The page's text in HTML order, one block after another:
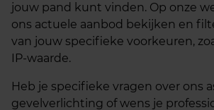
jouw pand kunt vinden. Op onze
ons actuele aanbod bekijken en
van jouw specifieke voorkeuren,
IP-waarde.
Heb je specifieke vragen over ons
gevelverlichting of wens je